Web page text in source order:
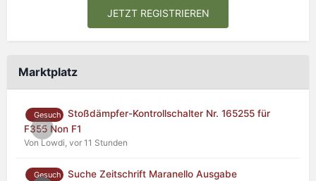
JETZT REGISTRIEREN
Marktplatz
0
Gesuch
Stoßdämpfer-Kontrollschalter Nr. 165255 für
F355 Non F1
Von Lowdi, vor 11 Stunden
Gesuch
Suche Zeitschrift Maranello Ausgabe